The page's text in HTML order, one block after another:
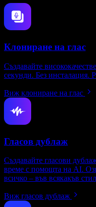
Клониране на глас
Създавайте
секунди. Без инсталация.
Виж клониране на глас
Гласов дублаж
Създавайте гласови
време с помощта на AI.
всичко – във всякакъв
Виж гласов дублаж